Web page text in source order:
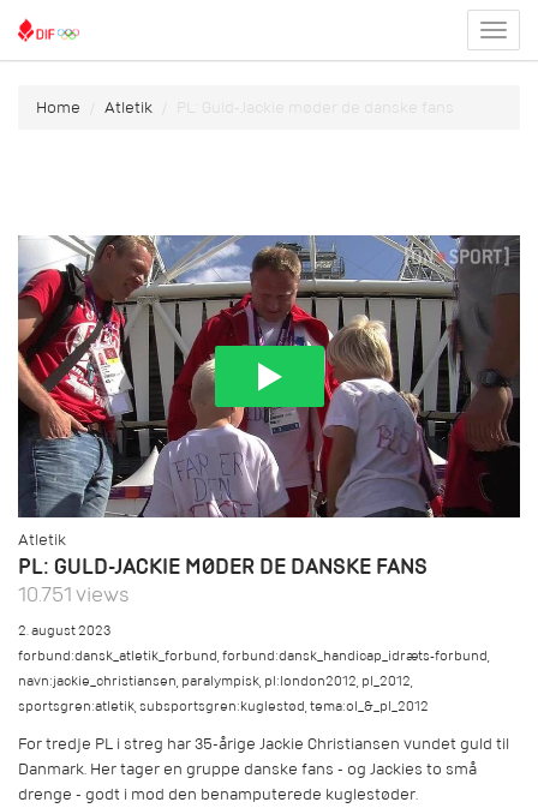
menu
Home Atletik PL: Guld-Jackie møder de danske fans
Atletik
PL: GULD-JACKIE MØDER DE DANSKE FANS
10.751 views
2. august 2023
forbund:dansk_atletik_forbund,forbund:dansk_handicap_idræts-forbund,
navn:jackie_christiansen,paralympisk,pl:london2012,pl_2012,
sportsgren:atletik,subsportsgren:kuglestød,tema:ol_&_pl_2012
For tredje PL i streg har 35-årige Jackie Christiansen vundet guld til
Danmark. Her tager en gruppe danske fans - og Jackies to små
drenge - godt i mod den benamputerede kuglestøder.